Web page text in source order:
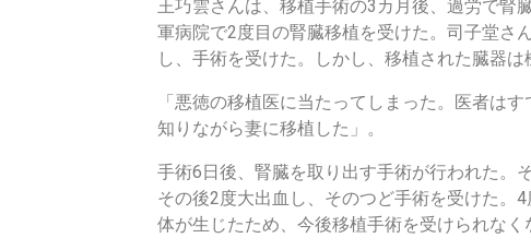
王巧雲さんは、移植手術の3カ月後、過労で腎
軍病院で2度目の腎臓移植を受けた。司子堂さ
し、手術を受けた。しかし、移植された臓器
「悪徳の移植医に当たってしまった。医者は
知りながら妻に移植した」。
手術6日後、腎臓を取り出す手術が行われた。
その後2度大出血し、そのつど手術を受けた。
体が生じたため、今後移植手術を受けられなく